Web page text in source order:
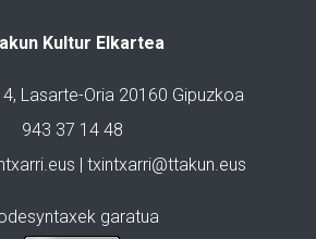
Kultur Elkartea
Lasarte-Oria 20160 Gipuzkoa
943 37 14 48
| txintxarri@ttakun.eus
garatua